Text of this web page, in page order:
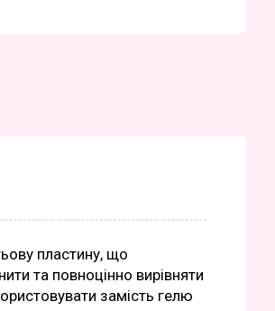
пластину, що
та повноцінно вирівняти
замість гелю